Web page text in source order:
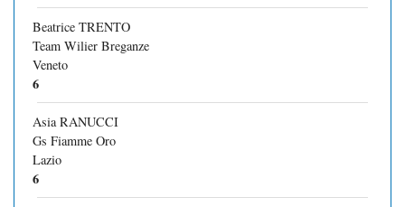
Beatrice TRENTO
Team Wilier Breganze
Veneto
6
Asia RANUCCI
Gs Fiamme Oro
Lazio
6